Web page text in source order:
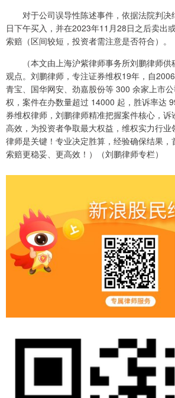
对于公司误导性陈述事件，依据法院判决
日下午买入，并在2023年11月28日之后卖出
索赔（区间较短，投资者需注意是否符合）。
（本文由上海沪紫律师事务所刘鹏律师供
观点。刘鹏律师，专注证券维权19年，自
青宝、国华网安、劲嘉股份等 300 余家上市
权，案件在办数量超过 14000 起，胜诉率达
券维权律师，刘鹏律师精准把握案件核心，
高效，为投资者争取最大权益，维权实力行
律师是关键！专业决定胜算，经验确保结果，
索赔更稳妥、更高效！）（刘鹏律师专栏）